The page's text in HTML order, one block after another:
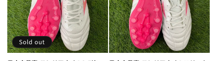
Sold out